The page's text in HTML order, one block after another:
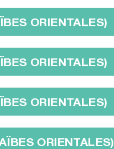
ORIENTALES)
ORIENTALES)
ORIENTALES)
ORIENTALES)